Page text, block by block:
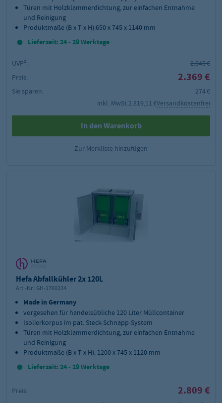
Türen mit Holzklammerdichtung, zur einfachen Entnahme
und Reinigung
Produktmaße (B x T x H):650 x 745 x 1140 mm
Lieferzeit: 24 - 29 Werktage
UVP²:
2.643 €
Preis:
2.369 €
Sie sparen:
274 €
inkl. MwSt.2.819,11 €Versandkostenfrei
In den Warenkorb
Zur Merkliste hinzufügen
Hefa Abfallkühler 2x 120L
Art.-Nr.: GH-1760224
Made in Germany
vorgesehen für handelsübliche 120 Liter Müllcontainer
Isolierkorpus im pat. Steck-Schnapp-System
Türen mit Holzklammerdichtung, zur einfachen Entnahme
und Reinigung
Produktmaße (B x T x H): 1200 x 745 x 1120 mm
Lieferzeit: 24 - 29 Werktage
Preis: 2.809 €